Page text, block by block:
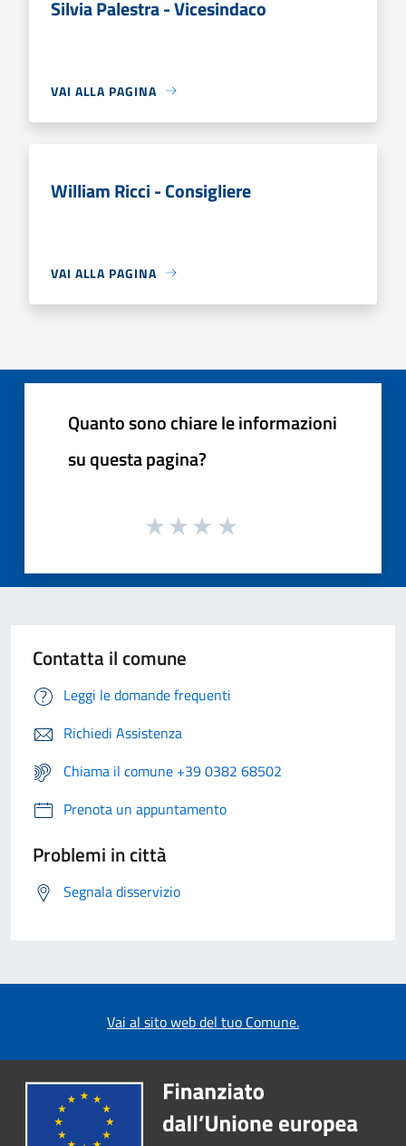
Silvia Palestra - Vicesindaco
VAI ALLA PAGINA
William Ricci - Consigliere
VAI ALLA PAGINA
Quanto sono chiare le informazioni
su questa pagina?
Contatta il comune
Leggi le domande frequenti
Richiedi Assistenza
Chiama il comune +39 0382 68502
Prenota un appuntamento
Problemi in città
Segnala disservizio
Vai al sito web del tuo Comune.